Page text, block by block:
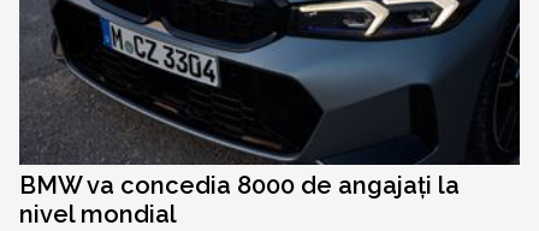
BMW va concedia 8000 de angajați la
nivel mondial